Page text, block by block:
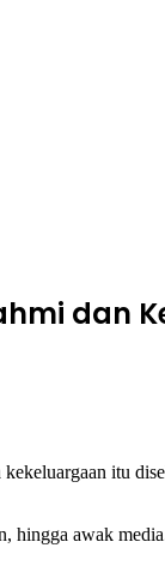
dan
itu
awak